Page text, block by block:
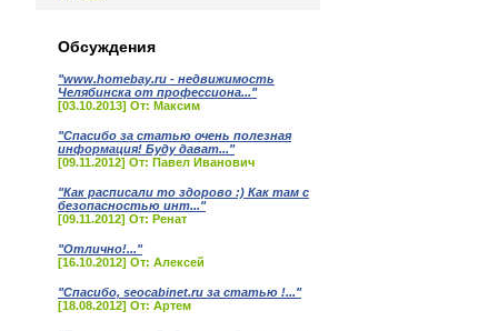
Обсуждения
"www.homebay.ru - недвижимость
Челябинска от профессиона..."
[03.10.2013] От: Максим
"Спасибо за статью очень полезная
информация! Буду дават..."
[09.11.2012] От: Павел Иванович
"Как расписали то здорово :) Как там с
безопасностью инт..."
[09.11.2012] От: Ренат
"Отлично!..."
[16.10.2012] От: Алексей
"Спасибо, seocabinet.ru за статью !..."
[18.08.2012] От: Артем